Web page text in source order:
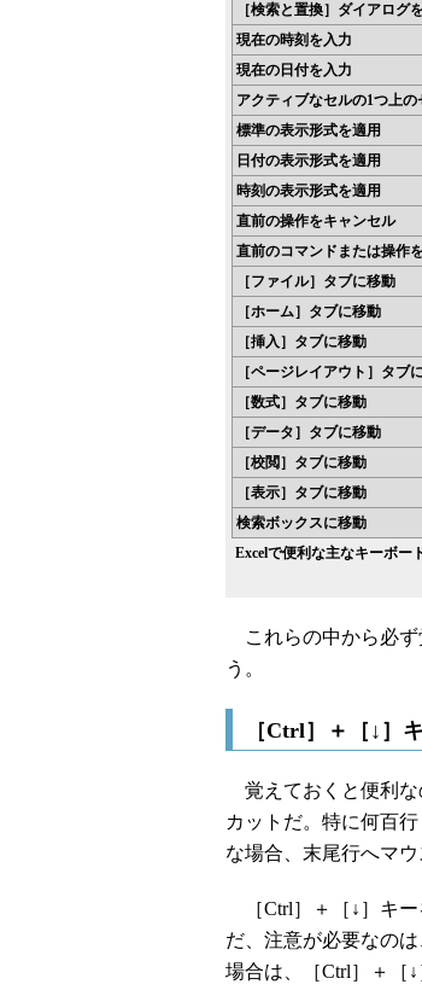
［検索と置換］ダイアログ
現在の時刻を入力
現在の日付を入力
アクティブなセルの1つ上
標準の表示形式を適用
日付の表示形式を適用
時刻の表示形式を適用
直前の操作をキャンセル
直前のコマンドまたは操作
［ファイル］タブに移動
［ホーム］タブに移動
［挿入］タブに移動
［ページレイアウト］タブ
［数式］タブに移動
［データ］タブに移動
［校閲］タブに移動
［表示］タブに移動
検索ボックスに移動
Excelで便利な主なキーボー
これらの中から必ず
う。
［Ctrl］＋［↓］
覚えておくと便利な
カットだ。特に何百
な場合、末尾行へマ
［Ctrl］＋［↓］キー
だ、注意が必要なの
場合は、［Ctrl］＋［